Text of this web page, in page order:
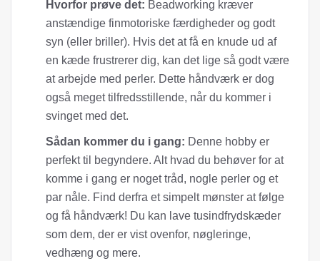
Hvorfor prøve det: Beadworking kræver
anstændige finmotoriske færdigheder og godt
syn (eller briller). Hvis det at få en knude ud af
en kæde frustrerer dig, kan det lige så godt være
at arbejde med perler. Dette håndværk er dog
også meget tilfredsstillende, når du kommer i
svinget med det.
Sådan kommer du i gang: Denne hobby er
perfekt til begyndere. Alt hvad du behøver for at
komme i gang er noget tråd, nogle perler og et
par nåle. Find derfra et simpelt mønster at følge
og få håndværk! Du kan lave tusindfrydskæder
som dem, der er vist ovenfor, nøgleringe,
vedhæng og mere.